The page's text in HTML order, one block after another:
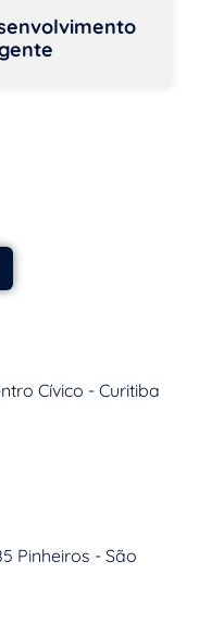
Cívico - Curitiba
Pinheiros - São